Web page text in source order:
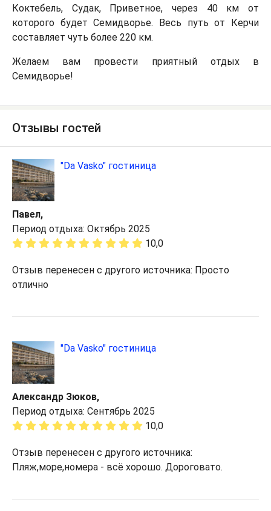
Коктебель, Судак, Приветное, через 40 км от
которого будет Семидворье. Весь путь от Керчи
составляет чуть более 220 км.
Желаем вам провести приятный отдых в
Семидворье!
Отзывы гостей
"Da Vasko" гостиница
Павел,
Период отдыха: Октябрь 2025
10,0
Отзыв перенесен с другого источника: Просто
отлично
"Da Vasko" гостиница
Александр Зюков,
Период отдыха: Сентябрь 2025
10,0
Отзыв перенесен с другого источника:
Пляж,море,номера - всё хорошо. Дороговато.